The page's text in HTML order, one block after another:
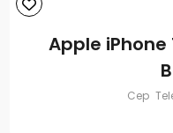
Apple iPhone
Cep